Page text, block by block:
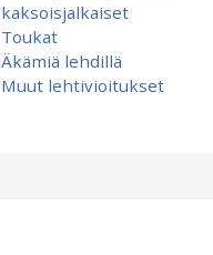
kaksoisjalkaiset
Toukat
Äkämiä lehdillä
Muut lehtivioitukset